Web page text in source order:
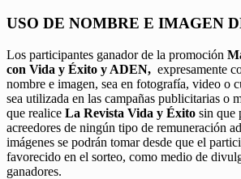
USO DE NOMBRE E IMAGEN
Los participantes ganador de la promoción
con Vida y Éxito y ADEN, expresamente
nombre e imagen, sea en fotografía, video o
sea utilizada en las campañas publicitarias o
que realice La Revista Vida y Éxito sin que
acreedores de ningún tipo de remuneración
imágenes se podrán tomar desde que el
favorecido en el sorteo, como medio de
ganadores.